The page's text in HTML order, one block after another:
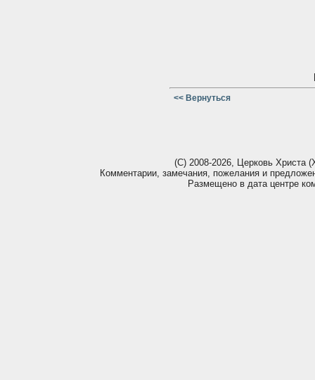
<< Вернуться
(С) 2008-2026, Церковь Христа
Комментарии, замечания, пожелания и
Размещено в дата центре